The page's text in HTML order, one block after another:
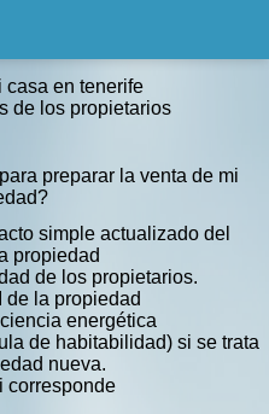
casa en tenerife
de los propietarios
preparar la venta de mi
simple actualizado del
propiedad
de los propietarios.
la propiedad
energética
de habitabilidad) si se trata
nueva.